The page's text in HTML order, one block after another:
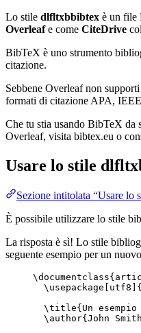
Lo stile dlfltxbbibtex è un file
Overleafe come CiteDrive
BibTeX è uno strumento
citazione.
Sebbene Overleaf non
formati di citazione APA,
Che tu stia usando BibTeX da
Overleaf, visita bibtex.eu o
Usare lo stile
Sezione intitolata “Usare lo
È possibile utilizzare lo stile
La risposta è sì! Lo stile
seguente esempio per un
\documentclass{
\usepackage
utf8 ]{
\title{Un
\author{John